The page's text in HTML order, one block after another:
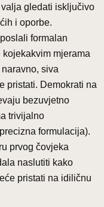
valja gledati isključivo
i oporbe.
formalan
mjerama
siva
pristati. Demokrati na
bezuvjetno
trivijalno
formulacija).
prvog čovjeka
naslutiti kako
pristati na idiličnu